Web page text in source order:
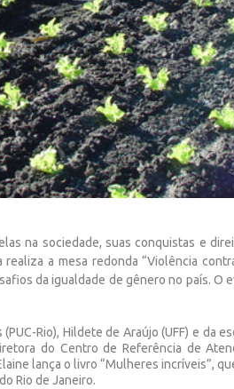
na sociedade, suas conquistas e
a mesa redonda “Violência
da igualdade de gênero no país. O
Rio), Hildete de Araújo (UFF) e da
do Centro de Referência de
lança o livro “Mulheres incríveis”,
Rio de Janeiro.